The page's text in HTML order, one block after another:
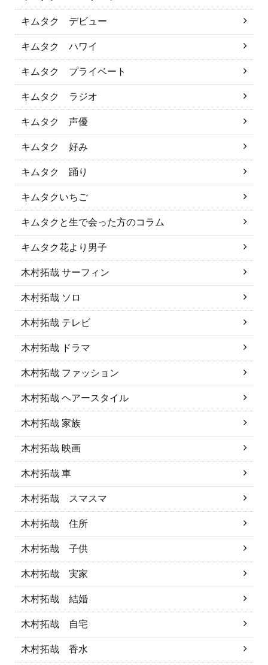
キムタク デビュー
キムタク ハワイ
キムタク プライベート
キムタク ラジオ
キムタク 声優
キムタク 好み
キムタク 踊り
キムタクいちご
キムタクと生で会った方のコラム
キムタク花より男子
木村拓哉 サーフィン
木村拓哉 ソロ
木村拓哉 テレビ
木村拓哉 ドラマ
木村拓哉 ファッション
木村拓哉 ヘアースタイル
木村拓哉 家族
木村拓哉 映画
木村拓哉 車
木村拓哉 スマスマ
木村拓哉 住所
木村拓哉 子供
木村拓哉 実家
木村拓哉 結婚
木村拓哉 自宅
木村拓哉 香水